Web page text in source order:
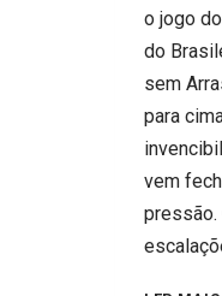
o jogo
do
sem
para
vem
pressão.